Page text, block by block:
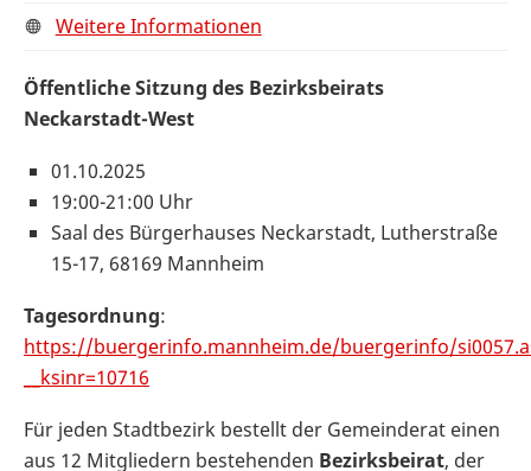
Weitere Informationen
Öffentliche Sitzung des Bezirksbeirats
Neckarstadt-West
01.10.2025
19:00-21:00 Uhr
Saal des Bürgerhauses Neckarstadt, Lutherstraße
15-17, 68169 Mannheim
Tagesordnung:
https://buergerinfo.mannheim.de/buergerinfo/
__ksinr=10716
Für jeden Stadtbezirk bestellt der Gemeinderat einen
aus 12 Mitgliedern bestehenden Bezirksbeirat, der